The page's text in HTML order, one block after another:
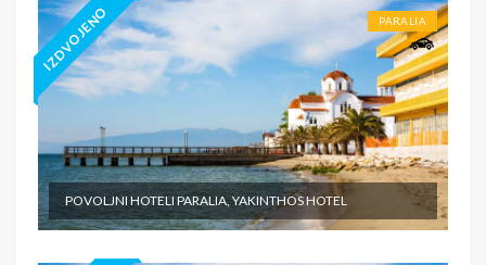
IZDVOJENO PARALIA
POVOLJNI HOTELI PARALIA, YAKINTHOS HOTEL